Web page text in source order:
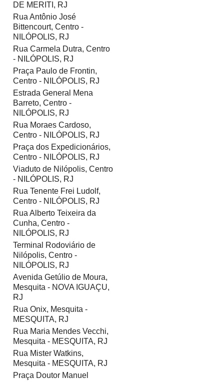
DE MERITI, RJ
Rua Antônio José
Bittencourt, Centro -
NILÓPOLIS, RJ
Rua Carmela Dutra, Centro
- NILÓPOLIS, RJ
Praça Paulo de Frontin,
Centro - NILÓPOLIS, RJ
Estrada General Mena
Barreto, Centro -
NILÓPOLIS, RJ
Rua Moraes Cardoso,
Centro - NILÓPOLIS, RJ
Praça dos Expedicionários,
Centro - NILÓPOLIS, RJ
Viaduto de Nilópolis, Centro
- NILÓPOLIS, RJ
Rua Tenente Frei Ludolf,
Centro - NILÓPOLIS, RJ
Rua Alberto Teixeira da
Cunha, Centro -
NILÓPOLIS, RJ
Terminal Rodoviário de
Nilópolis, Centro -
NILÓPOLIS, RJ
Avenida Getúlio de Moura,
Mesquita - NOVA IGUAÇU,
RJ
Rua Onix, Mesquita -
MESQUITA, RJ
Rua Maria Mendes Vecchi,
Mesquita - MESQUITA, RJ
Rua Mister Watkins,
Mesquita - MESQUITA, RJ
Praça Doutor Manuel